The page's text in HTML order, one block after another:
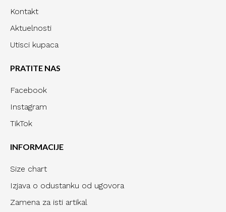
Kontakt
Aktuelnosti
Utisci kupaca
PRATITE NAS
Facebook
Instagram
TikTok
INFORMACIJE
Size chart
Izjava o odustanku od ugovora
Zamena za isti artikal